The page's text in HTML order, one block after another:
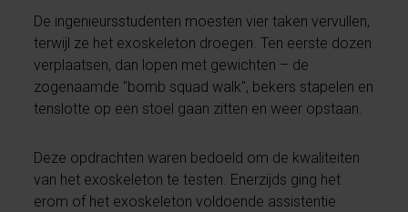
De ingenieursstudenten moesten vier taken vervullen,
terwijl ze het exoskeleton droegen. Ten eerste dozen
verplaatsen, dan lopen met gewichten – de
zogenaamde "bomb squad walk", bekers stapelen en
tenslotte op een stoel gaan zitten en weer opstaan.
Deze opdrachten waren bedoeld om de kwaliteiten
van het exoskeleton te testen. Enerzijds ging het
erom of het exoskeleton voldoende assistentie